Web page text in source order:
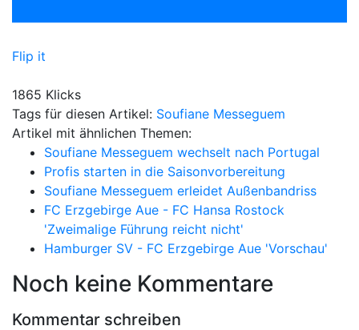
Flip it
1865 Klicks
Tags für diesen Artikel: Soufiane Messeguem
Artikel mit ähnlichen Themen:
Soufiane Messeguem wechselt nach Portugal
Profis starten in die Saisonvorbereitung
Soufiane Messeguem erleidet Außenbandriss
FC Erzgebirge Aue - FC Hansa Rostock
'Zweimalige Führung reicht nicht'
Hamburger SV - FC Erzgebirge Aue 'Vorschau'
Noch keine Kommentare
Kommentar schreiben